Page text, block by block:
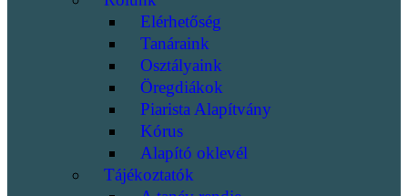
Elérhetőség
Tanáraink
Osztályaink
Öregdiákok
Piarista Alapítvány
Kórus
Alapító oklevél
Tájékoztatók